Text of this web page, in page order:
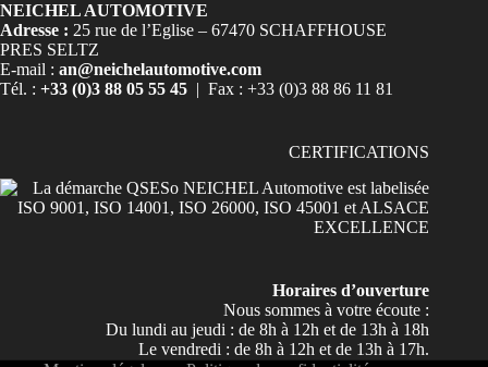
NEICHEL AUTOMOTIVE
Adresse : 25 rue de l’Eglise – 67470 SCHAFFHOUSE
PRES SELTZ
E-mail : an@neichelautomotive.com
Tél. : +33 (0)3 88 05 55 45 | Fax : +33 (0)3 88 86 11 81
CERTIFICATIONS
Horaires d’ouverture
Nous sommes à votre écoute :
Du lundi au jeudi : de 8h à 12h et de 13h à 18h
Le vendredi : de 8h à 12h et de 13h à 17h.